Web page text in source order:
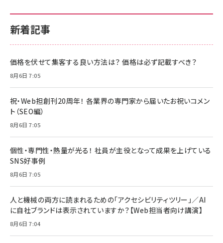
新着記事
価格を伏せて集客する良い方法は？ 価格は必ず記載すべき？
8月6日 7:05
祝・Web担創刊20周年！ 各業界の専門家から届いたお祝いコメン
ト（SEO編）
8月6日 7:05
個性・専門性・熱量が光る！ 社員が主役となって成果を上げている
SNS好事例
8月6日 7:05
人と機械の両方に読まれるための「アクセシビリティツリー」／AI
に自社ブランドは表示されていますか？【Web担当者向け講演】
8月6日 7:04